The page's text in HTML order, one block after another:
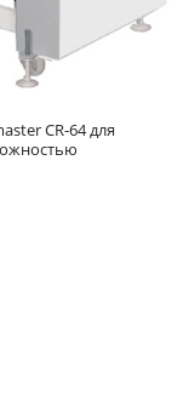
CR-64 для